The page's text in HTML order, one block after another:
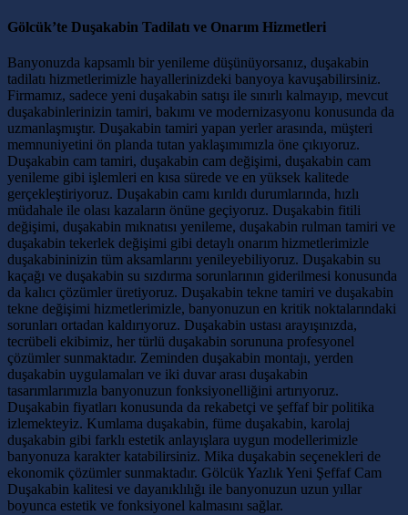
Gölcük’te Duşakabin Tadilatı ve Onarım Hizmetleri
Banyonuzda kapsamlı bir yenileme düşünüyorsanız, duşakabin
tadilatı hizmetlerimizle hayallerinizdeki banyoya kavuşabilirsiniz.
Firmamız, sadece yeni duşakabin satışı ile sınırlı kalmayıp, mevcut
duşakabinlerinizin tamiri, bakımı ve modernizasyonu konusunda da
uzmanlaşmıştır. Duşakabin tamiri yapan yerler arasında, müşteri
memnuniyetini ön planda tutan yaklaşımımızla öne çıkıyoruz.
Duşakabin cam tamiri, duşakabin cam değişimi, duşakabin cam
yenileme gibi işlemleri en kısa sürede ve en yüksek kalitede
gerçekleştiriyoruz. Duşakabin camı kırıldı durumlarında, hızlı
müdahale ile olası kazaların önüne geçiyoruz. Duşakabin fitili
değişimi, duşakabin mıknatısı yenileme, duşakabin rulman tamiri ve
duşakabin tekerlek değişimi gibi detaylı onarım hizmetlerimizle
duşakabininizin tüm aksamlarını yenileyebiliyoruz. Duşakabin su
kaçağı ve duşakabin su sızdırma sorunlarının giderilmesi konusunda
da kalıcı çözümler üretiyoruz. Duşakabin tekne tamiri ve duşakabin
tekne değişimi hizmetlerimizle, banyonuzun en kritik noktalarındaki
sorunları ortadan kaldırıyoruz. Duşakabin ustası arayışınızda,
tecrübeli ekibimiz, her türlü duşakabin sorununa profesyonel
çözümler sunmaktadır. Zeminden duşakabin montajı, yerden
duşakabin uygulamaları ve iki duvar arası duşakabin
tasarımlarımızla banyonuzun fonksiyonelliğini artırıyoruz.
Duşakabin fiyatları konusunda da rekabetçi ve şeffaf bir politika
izlemekteyiz. Kumlama duşakabin, füme duşakabin, karolaj
duşakabin gibi farklı estetik anlayışlara uygun modellerimizle
banyonuza karakter katabilirsiniz. Mika duşakabin seçenekleri de
ekonomik çözümler sunmaktadır. Gölcük Yazlık Yeni Şeffaf Cam
Duşakabin kalitesi ve dayanıklılığı ile banyonuzun uzun yıllar
boyunca estetik ve fonksiyonel kalmasını sağlar.